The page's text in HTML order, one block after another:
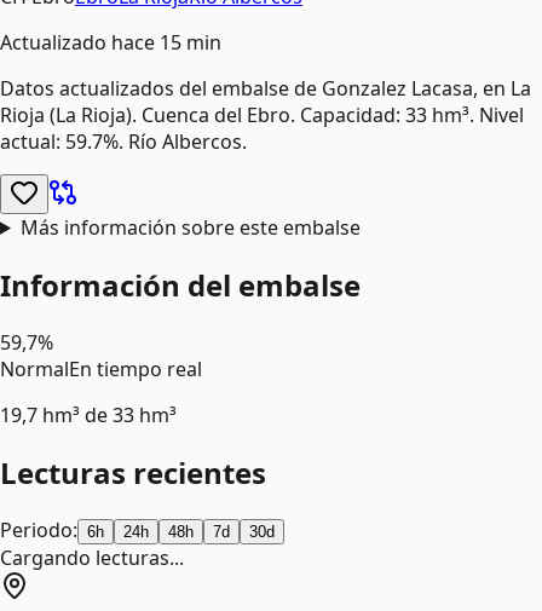
Actualizado hace 15 min
Datos actualizados del embalse de Gonzalez Lacasa, en La
Rioja (La Rioja). Cuenca del Ebro. Capacidad: 33 hm³. Nivel
actual: 59.7%. Río Albercos.
Más información sobre este embalse
Información del embalse
59,7%
NormalEn tiempo real
19,7 hm³ de33 hm³
Lecturas recientes
Periodo: 6h 24h 48h 7d 30d
Cargando lecturas...